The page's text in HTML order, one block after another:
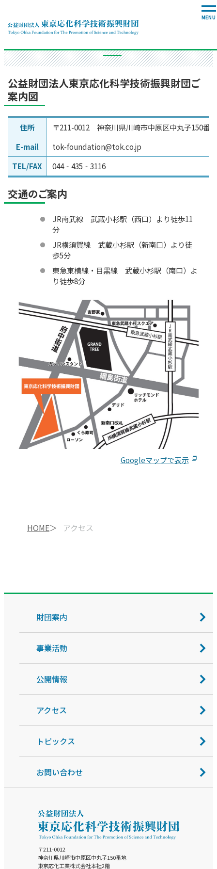
公益財団法人東京応化科学技術振興財団ご
案内図
住所
〒211-0012 神奈川県川崎市中原区中丸子150番
E-mail
tok-foundation@tok.co.jp
TEL/FAX
044‐435‐3116
交通のご案内
JR南武線 武蔵小杉駅（西口）より徒歩11
分
JR横須賀線 武蔵小杉駅（新南口）より徒
歩5分
東急東横線・目黒線 武蔵小杉駅（南口）よ
り徒歩8分
Googleマップで表示
HOME アクセス
〒211-0012
神奈川県川崎市中原区中丸子150番地
東京応化工業株式会社本社2階
財団案内
事業活動
公開情報
アクセス
トピックス
お問い合わせ